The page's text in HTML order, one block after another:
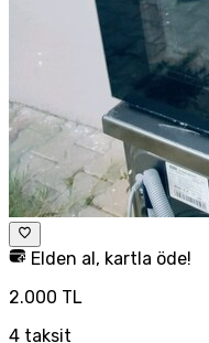
Elden al, kartla öde!
2.000 TL
4 taksit